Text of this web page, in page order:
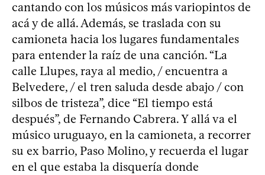
cantando con los músicos más variopintos de
acá y de allá. Además, se traslada con su
camioneta hacia los lugares fundamentales
para entender la raíz de una canción. “La
calle Llupes, raya al medio, / encuentra a
Belvedere, / el tren saluda desde abajo / con
silbos de tristeza”, dice “El tiempo está
después”, de Fernando Cabrera. Y allá va el
músico uruguayo, en la camioneta, a recorrer
su ex barrio, Paso Molino, y recuerda el lugar
en el que estaba la disquería donde